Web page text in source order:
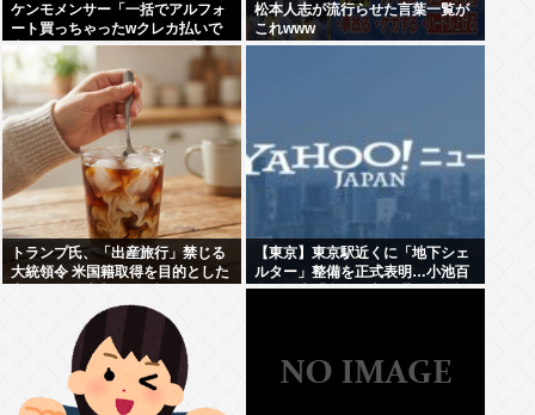
ケンモメンサー「一括でアルフォ
ート買っちゃったwクレカ払いで
来月の俺ごめんねー」銀行「デビ
ットカードなんで即時引き落とし
です」
松本人志が流行らせた言葉一覧が
これwww
トランプ氏、「出産旅行」禁じる
大統領令 米国籍取得を目的とした
【東京】東京駅近くに「地下シェ
ルター」整備を正式表明…小池百
合子知事「多くの方が滞在、施設